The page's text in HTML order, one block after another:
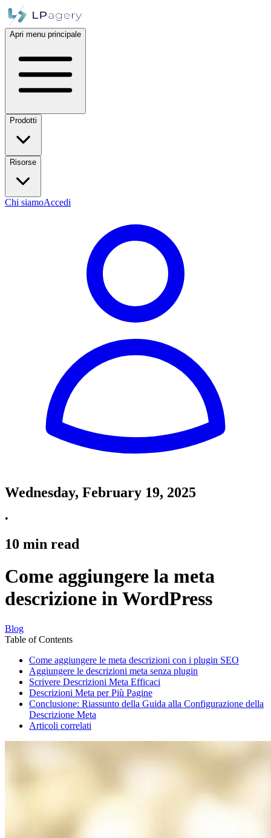
Apri menu principale
Prodotti
Risorse
Chi siamoAccedi
Wednesday, February 19, 2025
•
10 min read
Come aggiungere la meta
descrizione in WordPress
Blog
Table of Contents
Come aggiungere le meta descrizioni con i plugin SEO
Aggiungere le descrizioni meta senza plugin
Scrivere Descrizioni Meta Efficaci
Descrizioni Meta per Più Pagine
Conclusione: Riassunto della Guida alla Configurazione della
Descrizione Meta
Articoli correlati